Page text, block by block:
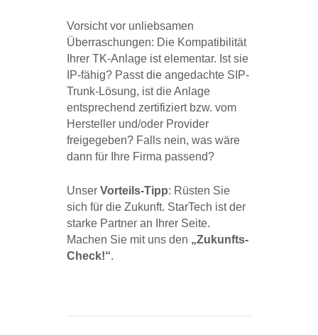
Vorsicht vor unliebsamen
Überraschungen: Die Kompatibilität
Ihrer TK-Anlage ist elementar. Ist sie
IP-fähig? Passt die angedachte SIP-
Trunk-Lösung, ist die Anlage
entsprechend zertifiziert bzw. vom
Hersteller und/oder Provider
freigegeben? Falls nein, was wäre
dann für Ihre Firma passend?
Unser Vorteils-Tipp: Rüsten Sie
sich für die Zukunft. StarTech ist der
starke Partner an Ihrer Seite.
Machen Sie mit uns den „Zukunfts-
Check!“.